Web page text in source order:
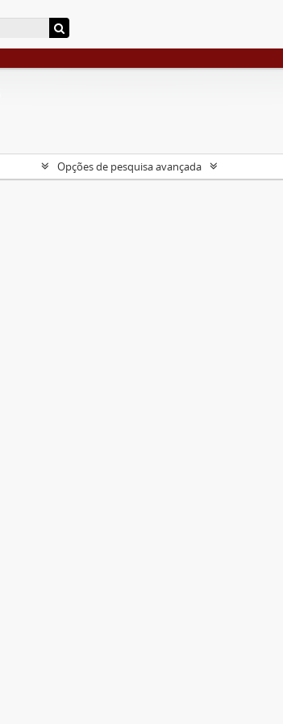
Opções de pesquisa avançada